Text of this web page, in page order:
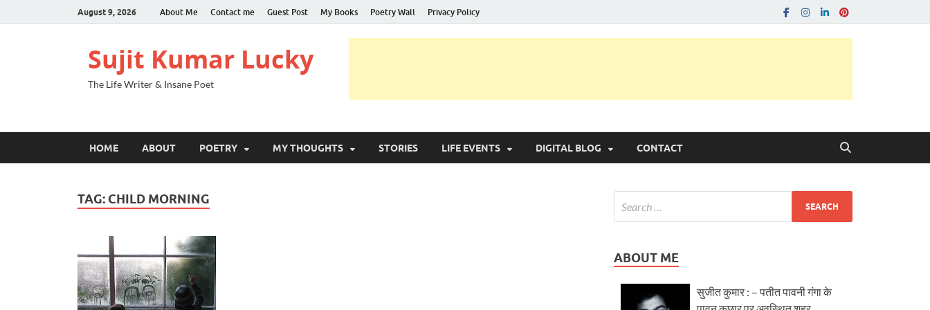
August 9, 2026 About Me Contact me Guest Post My Books Poetry Wall Privacy Policy
Sujit Kumar Lucky
The Life Writer & Insane Poet
HOME ABOUT POETRY MY THOUGHTS STORIES LIFE EVENTS DIGITAL BLOG CONTACT
TAG: CHILD MORNING
ABOUT ME
सुजीत कुमार : – पतीत पावनी गंगा के